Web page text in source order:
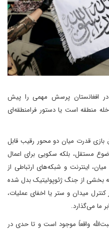
در افغانستان پرسش مهمی را پیش
منطقه است یا دستور فرامنطقه‌ای
بازی قدرت میان دو محور رقیب قابل
مستقل، بلکه سکویی برای اعمال
اینترنت و شبکه‌های ارتباطی از
بخشی از جنگ ژئوپولیتیک بدل شده
میدان و ستر یا اخفای عملیات،
ما می‌گذارد.
واقعاً موجود است و تا حدی در